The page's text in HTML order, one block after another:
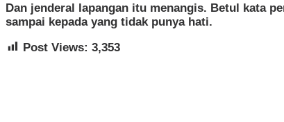
Dan jenderal lapangan itu menangis. Betul kata
sampai kepada yang tidak punya hati.
Post Views: 3,353